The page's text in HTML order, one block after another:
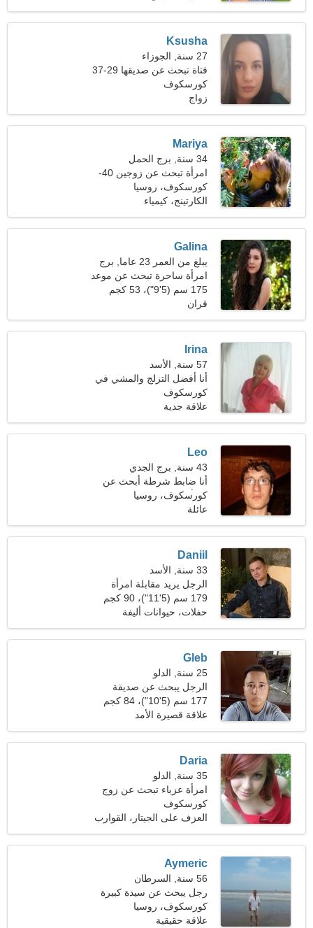
Ksusha
27 سنة, الجوزاء
فتاة تبحث عن صديقها 29-37
كورسكوف
زواج
Mariya
34 سنة, برج الحمل
امرأة تبحث عن زوجين 40-
43
كورسكوف، روسيا
الكارتينج، كيمياء
Galina
يبلغ من العمر 23 عاما, برج
الحوت
امرأة ساحرة تبحث عن موعد
175 سم (5'9")، 53 كجم
(116 رطلا)
قران
Irina
57 سنة, الأسد
أنا أفضل التزلج والمشي في
الطبيعة
كورسكوف
علاقة جدية
Leo
43 سنة, برج الجدي
أنا ضابط شرطة أبحث عن
امرأة رائعة
كورسكوف، روسيا
عائلة
Daniil
33 سنة, الأسد
الرجل يريد مقابلة امرأة
179 سم (5'11")، 90 كجم
(198 رطلا)
حفلات، حيوانات أليفة
Gleb
25 سنة, الدلو
الرجل يبحث عن صديقة
177 سم (5'10")، 84 كجم
(185 رطلا)
علاقة قصيرة الأمد
Daria
35 سنة, الدلو
امرأة عزباء تبحث عن زوج
كورسكوف
العزف على الجيتار، القوارب
Aymeric
56 سنة, السرطان
رجل يبحث عن سيدة كبيرة
كورسكوف، روسيا
علاقة حقيقية